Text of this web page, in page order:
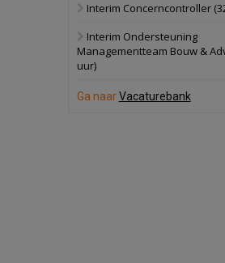
17 september 2026
Voormalig
Interim Concerncontroller
Interim Ondersteuning
Managementteam Bouw &
uur)
Ga naarVacaturebank